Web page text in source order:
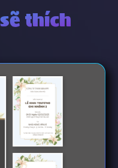
thích